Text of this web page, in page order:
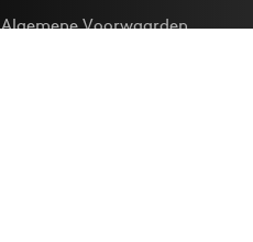
Algemene Voorwaarden